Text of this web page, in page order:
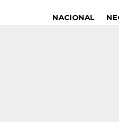
NACIONAL